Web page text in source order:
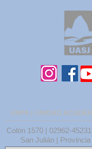
UNPA | UNIDAD
Colón 1570 | 02962-
San Julián |